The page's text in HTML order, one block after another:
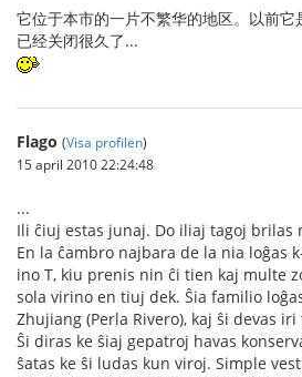
它位于本市的一片不繁华的地区。以前它
已经关闭很久了...
Flago (Visa profilen)
15 april 2010 22:24:48
...
Ili ĉiuj estas junaj. Do iliaj tagoj brilas
En la ĉambro najbara de la nia loĝas
ino T, kiu prenis nin ĉi tien kaj multe
sola virino en tiuj dek. Ŝia familio
Zhujiang (Perla Rivero), kaj ŝi devas
Ŝi diras ke ŝiaj gepatroj havas
ŝatas ke ŝi ludas kun viroj. Simple